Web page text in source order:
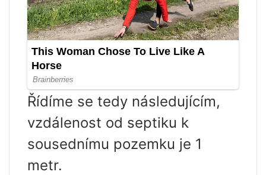
Řídíme se tedy následujícím,
vzdálenost od septiku k
sousednímu pozemku je 1
metr.